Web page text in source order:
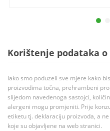
Korištenje podataka o
Iako smo poduzeli sve mjere kako
proizvodima točna, prehrambeni
slijedom navedenoga sastojci,
alergeni mogu promjeniti. Prije
etiketu tj. deklaraciju proizvoda, a
koje su objavljene na web stranici.